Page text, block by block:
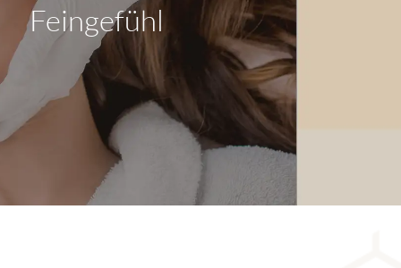
Feingefühl